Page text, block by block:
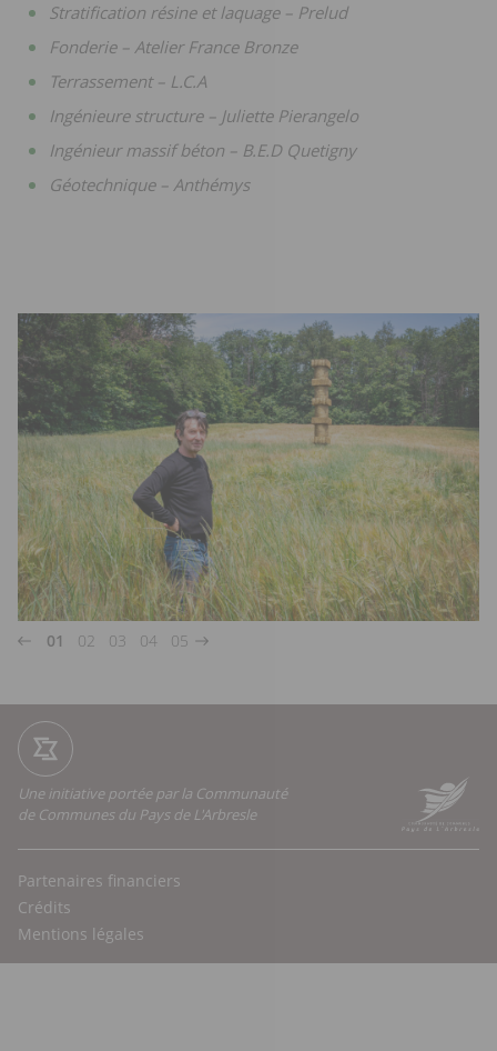
Stratification résine et laquage – Prelud
Fonderie – Atelier France Bronze
Terrassement – L.C.A
Ingénieure structure – Juliette Pierangelo
Ingénieur massif béton – B.E.D Quetigny
Géotechnique – Anthémys
01 02 03 04 05
Une initiative portée par la Communauté
de Communes du Pays de L'Arbresle
Partenaires financiers
Crédits
Mentions légales